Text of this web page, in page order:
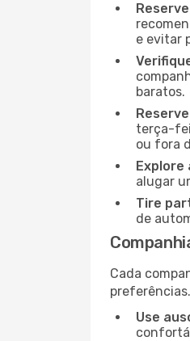
e evitar
baratos.
terça-
ou fora
Explore
alugar
Tire
de
Cada
Use